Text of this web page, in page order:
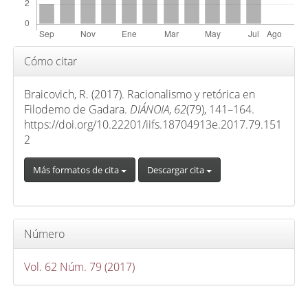
c
l
Detalles
del
artículo
Cómo citar
Braicovich, R. (2017). Racionalismo y retórica en
Filodemo de Gadara. DIÁNOIA, 62(79), 141–164.
https://doi.org/10.22201/iifs.18704913e.2017.79.151
2
Más formatos de cita Descargar cita
Número
Vol. 62 Núm. 79 (2017)